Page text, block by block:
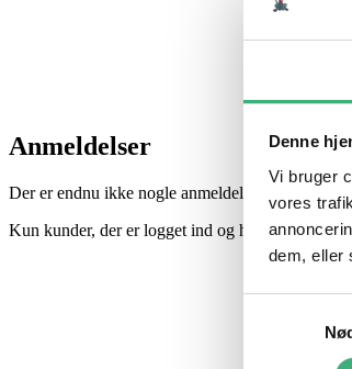
Denne
Vi bruger
vores
dem, eller
Anmeldelser
Der er endnu ikke nogle anmeldelser.
Kun kunder, der er logget ind og har købt denne